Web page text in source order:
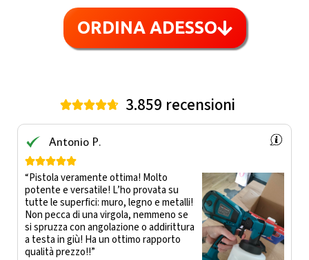
ORDINA ADESSO
 3.859 recensioni
Antonio P.

“Pistola veramente ottima! Molto
potente e versatile! L’ho provata su
tutte le superfici: muro, legno e metalli!
Non pecca di una virgola, nemmeno se
si spruzza con angolazione o addirittura
a testa in giù! Ha un ottimo rapporto
qualità prezzo!!”